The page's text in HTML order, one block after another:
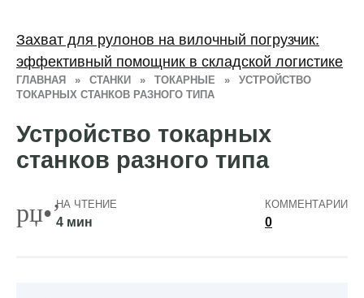
ГЛАВНАЯ » СТАНКИ » ТОКАРНЫЕ »
УСТРОЙСТВО
ТОКАРНЫХ СТАНКОВ РАЗНОГО ТИПА
Устройство токарных
станков разного типа
НА ЧТЕНИЕ
4 мин
КОММЕНТАРИИ
0
Захват для рулонов на вилочный погрузчик:
эффективный помощник в складской логистике